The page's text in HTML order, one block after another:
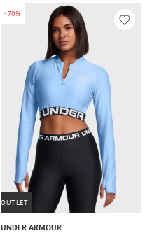
-70%
OUTLET
UNDER ARMOUR